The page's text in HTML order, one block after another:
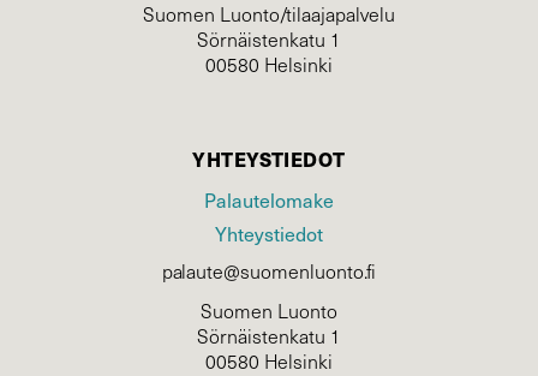
Suomen Luonto/tilaajapalvelu
Sörnäistenkatu 1
00580 Helsinki
YHTEYSTIEDOT
Palautelomake
Yhteystiedot
palaute@suomenluonto.fi
Suomen Luonto
Sörnäistenkatu 1
00580 Helsinki